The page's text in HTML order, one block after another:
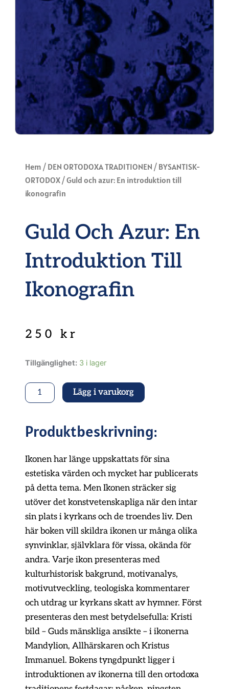
Hem / DEN ORTODOXA TRADITIONEN / BYSANTISK-
ORTODOX/ Guld och azur: En introduktion till
ikonografin
Guld Och Azur: En
Introduktion Till
Ikonografin
250 kr
Tillgänglighet: 3 i lager
Guld
azur:
introduktion
mängd
Lägg i varukorg
Produktbeskrivning:
Ikonen har länge uppskattats för sina
estetiska värden och mycket har publicerats
på detta tema. Men Ikonen sträcker sig
utöver det konstvetenskapliga när den intar
sin plats i kyrkans och de troendes liv. Den
här boken vill skildra ikonen ur många olika
synvinklar, självklara för vissa, okända för
andra. Varje ikon presenteras med
kulturhistorisk bakgrund, motivanalys,
motivutveckling, teologiska kommentarer
och utdrag ur kyrkans skatt av hymner. Först
presenteras den mest betydelsefulla: Kristi
bild – Guds mänskliga ansikte – i ikonerna
Mandylion, Allhärskaren och Kristus
Immanuel. Bokens tyngdpunkt ligger i
introduktionen av ikonerna till den ortodoxa